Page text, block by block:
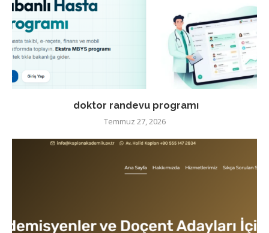
doktor randevu programı
Temmuz 27, 2026